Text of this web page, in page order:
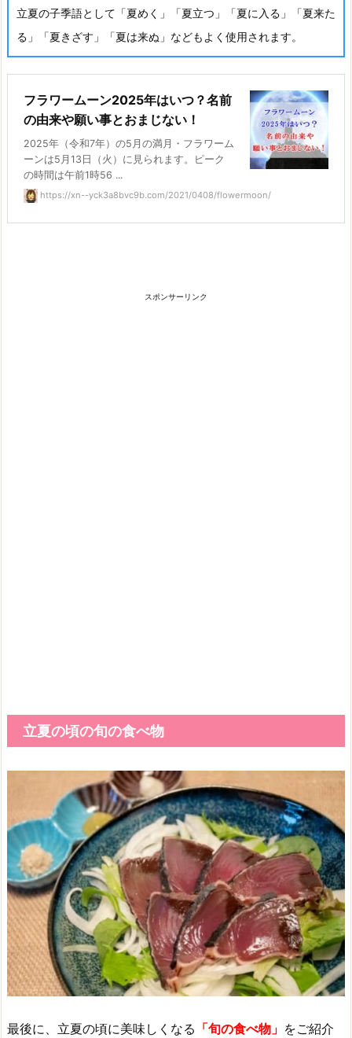
立夏の子季語として「夏めく」「夏立つ」「夏に入る」「夏来た
る」「夏きざす」「夏は来ぬ」などもよく使用されます。
フラワームーン2025年はいつ？名前
の由来や願い事とおまじない！
2025年（令和7年）の5月の満月・フラワーム
ーンは5月13日（火）に見られます。ピーク
の時間は午前1時56 ...
https://xn--yck3a8bvc9b.com/2021/0408/flowermoon/
スポンサーリンク
立夏の頃の旬の食べ物
最後に、立夏の頃に美味しくなる 「旬の食べ物」 をご紹介